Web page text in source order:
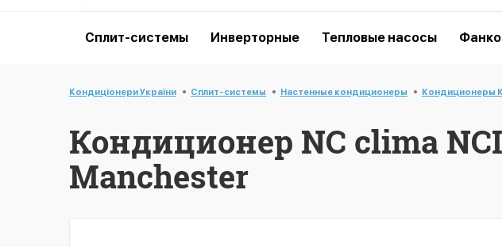
Cплит-системы Инверторные Тепловые насосы
Кондиціонери України Cплит-системы Настенные кондиционеры Кондиционеры
Кондиционер NC clima
Manchester